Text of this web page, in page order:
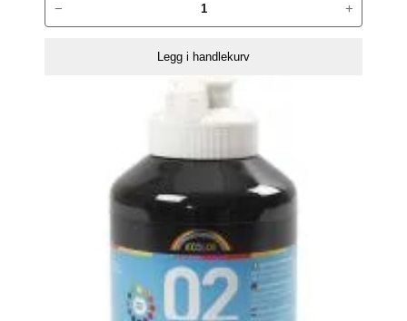
02
− +
Legg i handlekurv